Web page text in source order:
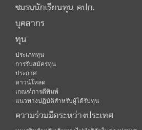
ชมรมนักเรียนทุน คปก.
บุคลากร
ทุน
ประเภททุน
การรับสมัครทุน
ประกาศ
ดาวน์โหลด
เกณฑ์การตีพิมพ์
แนวทางปฏิบัติสำหรับผู้ได้รับทุน
ความร่วมมือระหว่างประเทศ